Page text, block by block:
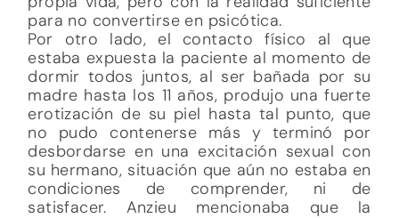
para no convertirse en psicótica.
Por otro lado, el contacto físico al que
estaba expuesta la paciente al momento de
dormir todos juntos, al ser bañada por su
madre hasta los 11 años, produjo una fuerte
erotización de su piel hasta tal punto, que
no pudo contenerse más y terminó por
desbordarse en una excitación sexual con
su hermano, situación que aún no estaba en
condiciones de comprender, ni de
satisfacer. Anzieu mencionaba que la